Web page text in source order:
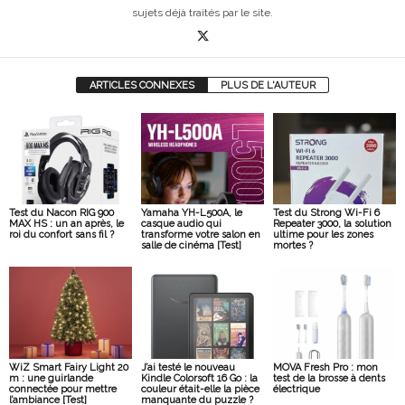
sujets déjà traités par le site.
ARTICLES CONNEXES PLUS DE L'AUTEUR
Test du Nacon RIG 900
MAX HS : un an après, le
roi du confort sans fil ?
Yamaha YH-L500A, le
casque audio qui
transforme votre salon en
salle de cinéma [Test]
Test du Strong Wi-Fi 6
Repeater 3000, la solution
ultime pour les zones
mortes ?
WiZ Smart Fairy Light 20
m : une guirlande
connectée pour mettre
l’ambiance [Test]
J’ai testé le nouveau
Kindle Colorsoft 16 Go : la
couleur était-elle la pièce
manquante du puzzle ?
MOVA Fresh Pro : mon
test de la brosse à dents
électrique